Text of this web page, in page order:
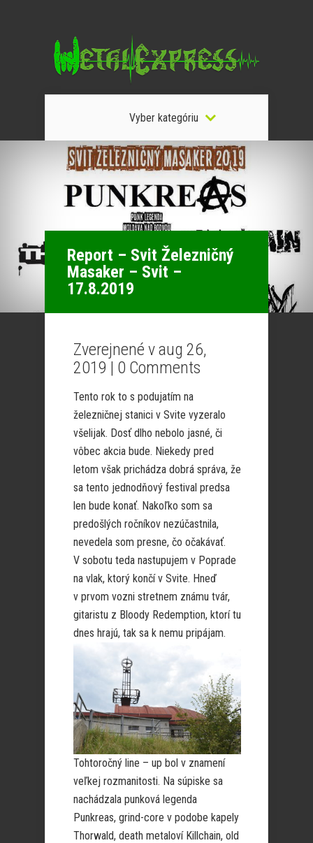
Vyber kategóriu
Report – Svit Železničný
Masaker – Svit –
17.8.2019
Zverejnené v aug 26,
2019 | 0 Comments
Tento rok to s podujatím na
železničnej stanici v Svite vyzeralo
všelijak. Dosť dlho nebolo jasné, či
vôbec akcia bude. Niekedy pred
letom však prichádza dobrá správa, že
sa tento jednodňový festival predsa
len bude konať. Nakoľko som sa
predošlých ročníkov nezúčastnila,
nevedela som presne, čo očakávať.
V sobotu teda nastupujem v Poprade
na vlak, ktorý končí v Svite. Hneď
v prvom vozni stretnem známu tvár,
gitaristu z Bloody Redemption, ktorí tu
dnes hrajú, tak sa k nemu pripájam.
Tohtoročný line – up bol v znamení
veľkej rozmanitosti. Na súpiske sa
nachádzala punková legenda
Punkreas, grind-core v podobe kapely
Thorwald, death metaloví Killchain, old